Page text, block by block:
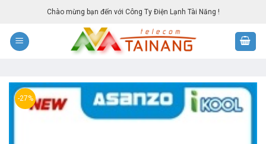
content
Chào mừng bạn đến với Công Ty Điện Lạnh Tài Năng !
-27%